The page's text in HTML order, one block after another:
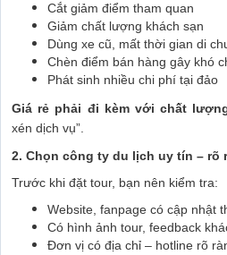
Cắt giảm điểm tham quan
Giảm chất lượng khách sạn
Dùng xe cũ, mất thời gian di
Chèn điểm bán hàng gây khó
Phát sinh nhiều chi phí tại đảo
Giá rẻ phải đi kèm với chất
xén dịch vụ”.
2. Chọn công ty du lịch uy tín – rõ
Trước khi đặt tour, bạn nên kiểm tra:
Website, fanpage có cập nhật
Có hình ảnh tour, feedback
Đơn vị có địa chỉ – hotline rõ